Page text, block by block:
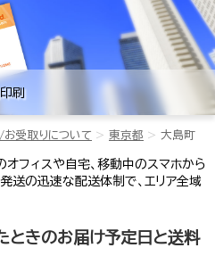
刷
受取りについて 東京都 大島町
オフィスや自宅、移動中のスマホから
送の迅速な配送体制で、エリア全域
ときのお届け予定日と送料